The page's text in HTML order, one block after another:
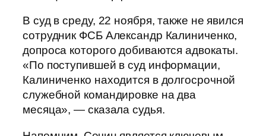
В суд в среду, 22 ноября, также не явился
сотрудник ФСБ Александр Калиниченко,
допроса которого добиваются адвокаты.
«По поступившей в суд информации,
Калиниченко находится в долгосрочной
служебной командировке на два
месяца», — сказала судья.